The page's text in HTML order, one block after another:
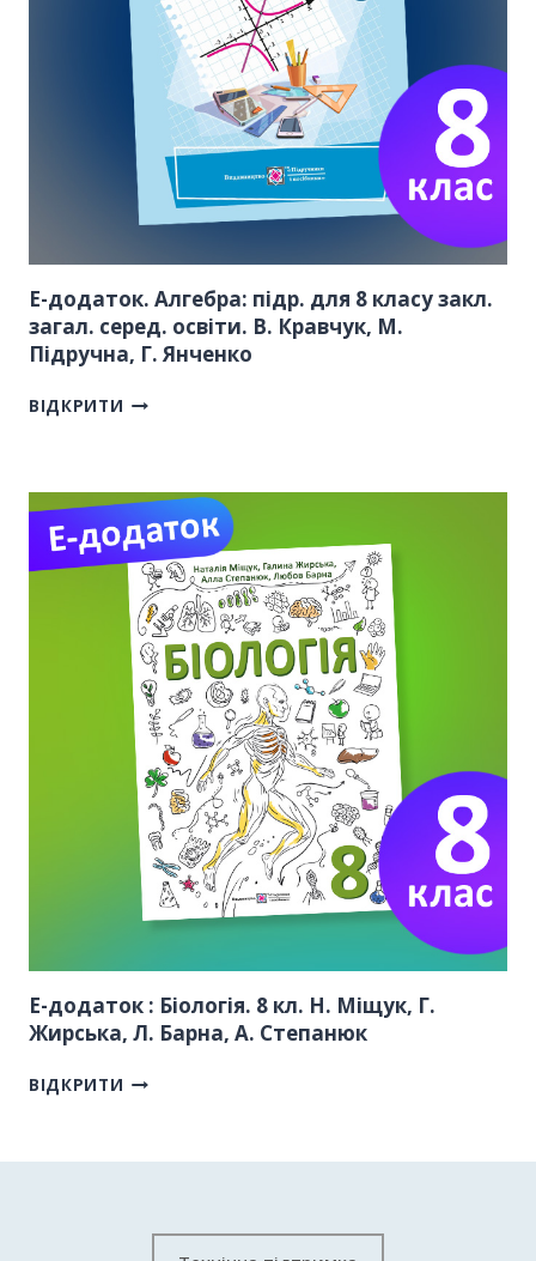
Е-додаток. Алгебра: підр. для 8 класу закл.
загал. серед. освіти. В. Кравчук, М.
Підручна, Г. Янченко
ВІДКРИТИ
Е-додаток : Біологія. 8 кл. Н. Міщук, Г.
Жирська, Л. Барна, А. Степанюк
ВІДКРИТИ